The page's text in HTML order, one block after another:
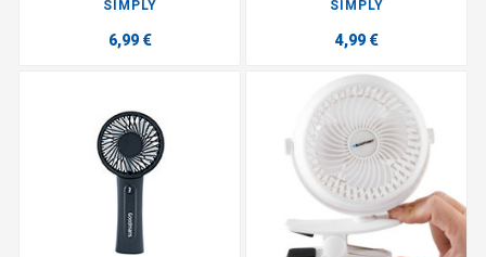
SIMPLY
6,99 €
SIMPLY
4,99 €